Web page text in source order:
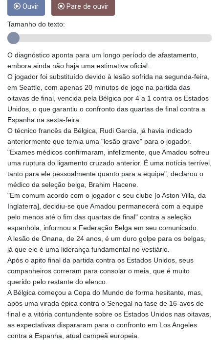
GGP 0.856496
GHS 13.570757
GMD 85.276242
GTQ 8.809317
GYD 241.539903
HKD 9.040442
HNL 30.944652
HRK 7.534482
HTG 150.95029
IDR 20604.535143
ILS 3.465739
IMP 0.856496
INR 109.762882
IQD 1512.462949
IRR
1584348.162378
ISK 142.411184
JEP 0.856496
JMD 183.008911
JOD 0.81702
JPY 182.503455
KES 149.119782
KGS 100.775889
KHR 4683.930475
KMF 492.065825
KRW 1633.531568
KWD 0.356065
KYD 0.962162
KZT 541.02372
Ouvir Pare de ouvir
Tamanho do texto:
O diagnóstico aponta para um longo período de afastamento,
embora ainda não haja uma estimativa oficial.
O jogador foi substituído devido à lesão sofrida na segunda-feira,
em Seattle, com apenas 20 minutos de jogo na partida das
oitavas de final, vencida pela Bélgica por 4 a 1 contra os Estados
Unidos, o que garantiu o confronto das quartas de final contra a
Espanha na sexta-feira.
O técnico francês da Bélgica, Rudi Garcia, já havia indicado
anteriormente que temia uma "lesão grave" para o jogador.
"Exames médicos confirmaram, infelizmente, que Amadou sofreu
uma ruptura do ligamento cruzado anterior. É uma notícia terrível,
tanto para ele pessoalmente quanto para a equipe", declarou o
médico da seleção belga, Brahim Hacene.
"Em comum acordo com o jogador e seu clube [o Aston Villa, da
Inglaterra], decidiu-se que Amadou permanecerá com a equipe
pelo menos até o fim das quartas de final" contra a seleção
espanhola, informou a Federação Belga em seu comunicado.
A lesão de Onana, de 24 anos, é um duro golpe para os belgas,
já que ele é uma liderança fundamental no vestiário.
Após o apito final da partida contra os Estados Unidos, seus
companheiros correram para consolar o meia, que é muito
querido pelo restante do elenco.
A Bélgica começou a Copa do Mundo de forma hesitante, mas,
após uma virada épica contra o Senegal na fase de 16-avos de
final e a vitória contundente sobre os Estados Unidos nas oitavas,
as expectativas dispararam para o confronto em Los Angeles
contra a Espanha, atual campeã europeia.